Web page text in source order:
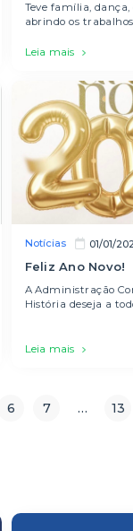
Teve família,
abrindo os trabalhos
Leia mais
Notícias 01/01/
Feliz Ano Novo!
A Administração
História deseja a
Leia mais
6 7 … 13